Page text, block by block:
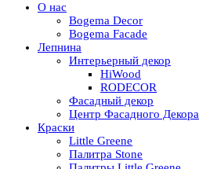
О нас
Bogema Decor
Bogema Facade
Лепнина
Интерьерный декор
HiWood
RODECOR
Фасадный декор
Центр Фасадного Декора
Краски
Little Greene
Палитра Stone